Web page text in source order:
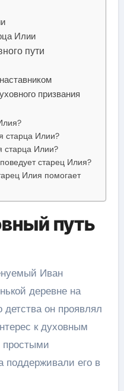
Илии
пути
призвания
старца Илии?
старца Илии?
старец Илия?
Илия помогает
путь
Иван
деревне на
детства он проявлял
к духовным
простыми
поддерживали его в